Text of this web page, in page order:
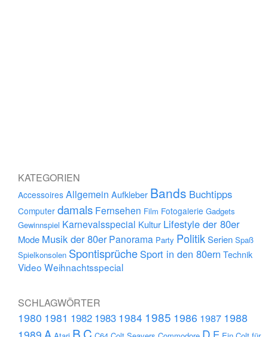
KATEGORIEN
Accessoires Allgemein Aufkleber Bands Buchtipps
Computer damals Fernsehen Film Fotogalerie Gadgets
Gewinnspiel Karnevalsspecial Kultur Lifestyle der 80er
Mode Musik der 80er Panorama Party PolitikSerien Spaß
Spielkonsolen Spontisprüche Sport in den 80ern Technik
Video Weihnachtsspecial
SCHLAGWÖRTER
1980 1981 1982 1983 1984 1985 1986 1987 1988
1989 A B C D